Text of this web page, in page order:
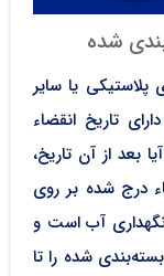
شده
یا سایر
تاریخ انقضاء
بعد از آن تاریخ،
درج شده بر روی
آب است و
شده را تا